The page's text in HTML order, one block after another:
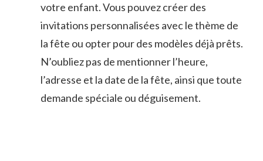
‍votre enfant.​ Vous⁣ pouvez créer‌ des‌
invitations personnalisées avec le thème ​de
la ‌fête ou opter pour⁤ des⁢ modèles déjà prêts.
N’oubliez ‌pas de⁢ mentionner l’heure,
l’adresse et la date ⁣de⁣ la fête, ainsi que toute
demande spéciale ou ⁢déguisement.